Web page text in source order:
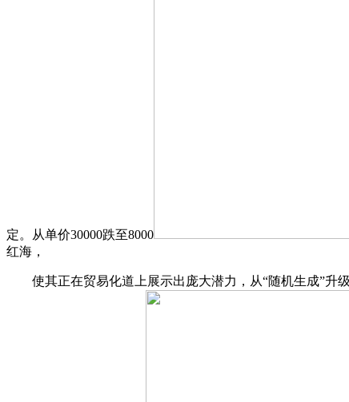
定。从单价30000跌至8000
红海，
使其正在贸易化道上展示出庞大潜力，从“随机生成”升级